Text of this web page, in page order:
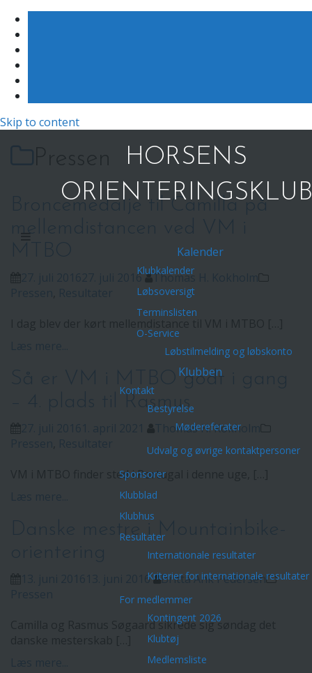
Skip to content
HORSENS
ORIENTERINGSKLUB
Kalender
Klubkalender
Løbsoversigt
Terminslisten
O-Service
Løbstilmelding og løbskonto
Klubben
Kontakt
Bestyrelse
Mødereferater
Udvalg og øvrige kontaktpersoner
Sponsorer
Klubblad
Klubhus
Resultater
Internationale resultater
Kriterier for internationale resultater
For medlemmer
Kontingent 2026
Klubtøj
Medlemsliste
Broncemedalje til Camilla på
27. juli 2016
Thomas H. Kokholm
Så er VM i MTBO godt i gang
– 4. plads til Rasmus
Thomas H. Kokholm
VM i MTBO finder sted i Portugal i denne uge, […]
Danske mestre i Mountainbike-
13. juni 2016
Britta Ank Pedersen
Camilla og Rasmus Søgaard sikrede sig søndag det